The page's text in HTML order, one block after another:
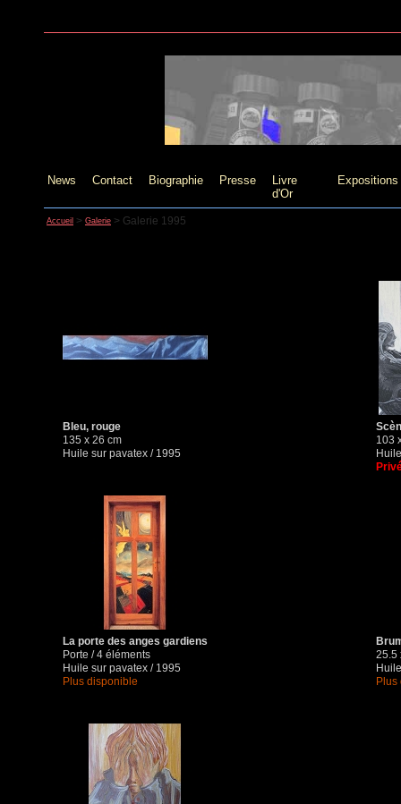
News Contact Biographie Presse
Livre
d'Or
Expositions
Accueil > Galerie > Galerie 1995
Bleu, rouge
135 x 26 cm
Huile sur pavatex / 1995
103
La porte des anges gardiens
Porte / 4 éléments
Huile sur pavatex / 1995
Plus disponible
25.5